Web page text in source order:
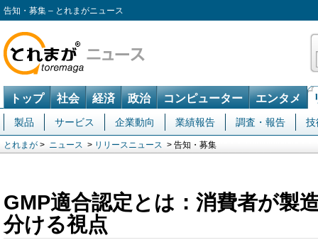
告知・募集 – とれまがニュース
トップ 社会 経済 政治 コンピューター エンタメ
製品 サービス 企業動向 業績報告 調査・報告 技
とれまが > ニュース > リリースニュース > 告知・募集
GMP適合認定とは：消費者が製
分ける視点